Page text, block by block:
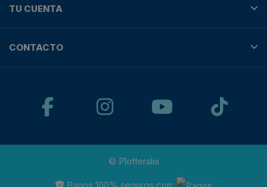
TU CUENTA
CONTACTO
© Plotteralia